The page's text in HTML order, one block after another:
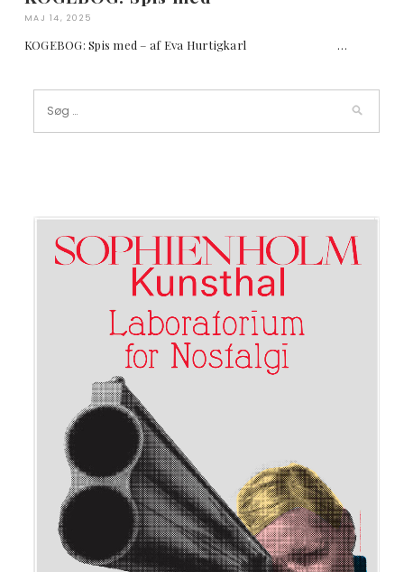
MAJ 14, 2025
KOGEBOG: Spis med – af Eva Hurtigkarl …